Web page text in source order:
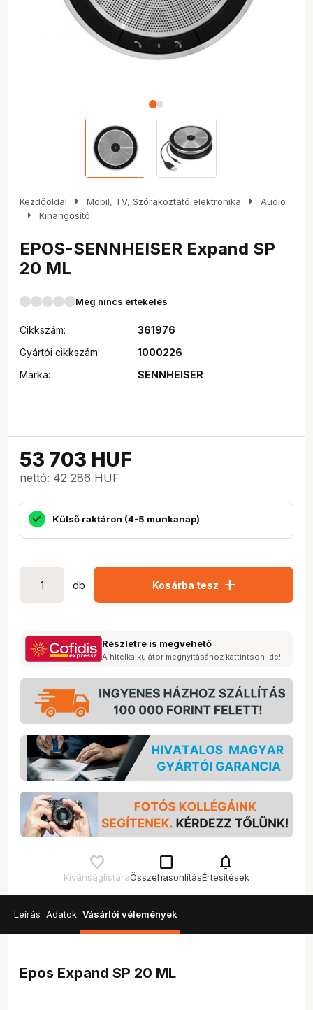
Kezdőoldal arrow_right Mobil, TV, Szórakoztató elektronika arrow_right Audio
arrow_right Kihangosító
EPOS-SENNHEISER Expand SP
20 ML
Még nincs értékelés
Cikkszám:
361976
Gyártói cikkszám:
1000226
Márka:
SENNHEISER
53 703 HUF
nettó: 42 286 HUF
Külső raktáron (4-5 munkanap)
db Kosárba tesz add
Részletre is megvehető
A hitelkalkulátor megnyitásához kattintson ide!
Kívánságlistára
check_box_outline_blank
Összehasonlítás
notifications
Értesítések
Leírás Adatok Vásárlói vélemények
Epos Expand SP 20 ML